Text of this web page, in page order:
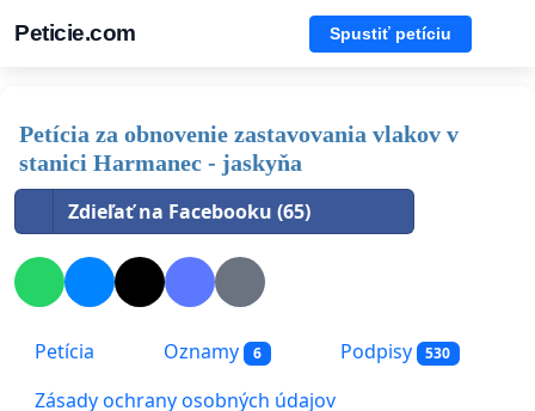
Peticie.com Spustiť petíciu
Petícia za obnovenie zastavovania vlakov v
stanici Harmanec - jaskyňa
Zdieľať na Facebooku (65)
Petícia Oznamy 6 Podpisy 530
Zásady ochrany osobných údajov